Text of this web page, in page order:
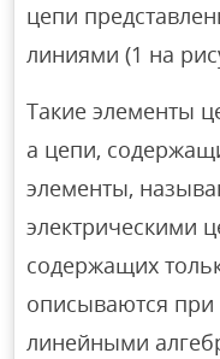
цепи
линиями (1 на
Такие элементы
а цепи,
элементы,
электрическими
содержащих
описываются при
линейными